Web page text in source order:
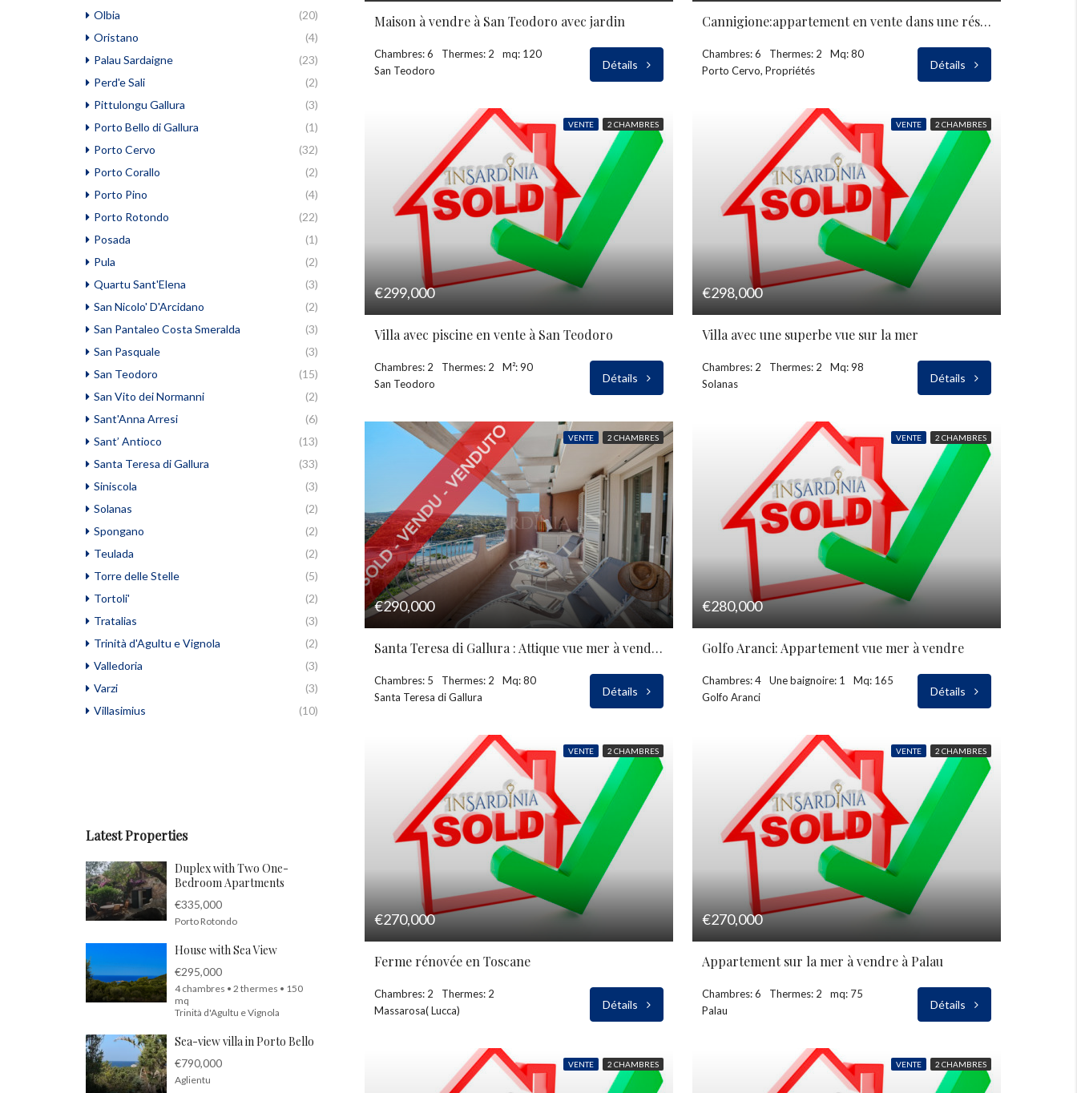
Maison à vendre à San Teodoro avec jardin
Chambres: 6 Thermes: 2
mq: 120
San Teodoro
Détails
Cannigione:appartement en vente dans une résidence
Chambres: 6 Thermes: 2
Mq: 80
Porto Cervo, Propriétés
Détails
VENTE 2 CHAMBRES
€299,000
Villa avec piscine en vente à San Teodoro
Chambres: 2 Thermes: 2
M²: 90
San Teodoro
Détails
VENTE 2 CHAMBRES
€298,000
Villa avec une superbe vue sur la mer
Chambres: 2 Thermes: 2
Mq: 98
Solanas
Détails
VENTE 2 CHAMBRES
€290,000
Santa Teresa di Gallura : Attique vue mer à vendre
Chambres: 5 Thermes: 2
Mq: 80
Santa Teresa di Gallura
Détails
VENTE 2 CHAMBRES
€280,000
Golfo Aranci: Appartement vue mer à vendre
Chambres: 4 Une baignoire: 1
Mq: 165
Golfo Aranci
Détails
VENTE 2 CHAMBRES
€270,000
Ferme rénovée en Toscane
Chambres: 2
Thermes: 2
Massarosa( Lucca)
Détails
VENTE 2 CHAMBRES
€270,000
Appartement sur la mer à vendre à Palau
Chambres: 6 Thermes: 2
mq: 75
Palau
Détails
VENTE 2 CHAMBRES VENTE 2 CHAMBRES
Olbia
(20)
Oristano
(4)
Palau Sardaigne
(23)
Perd'e Sali
(2)
Pittulongu Gallura
(3)
Porto Bello di Gallura
(1)
Porto Cervo
(32)
Porto Corallo
(2)
Porto Pino
(4)
Porto Rotondo
(22)
Posada
(1)
Pula
(2)
Quartu Sant'Elena
(3)
San Nicolo' D'Arcidano
(2)
San Pantaleo Costa Smeralda
(3)
San Pasquale
(3)
San Teodoro
(15)
San Vito dei Normanni
(2)
Sant'Anna Arresi
(6)
Sant’ Antioco
(13)
Santa Teresa di Gallura
(33)
Siniscola
(3)
Solanas
(2)
Spongano
(2)
Teulada
(2)
Torre delle Stelle
(5)
Tortoli'
(2)
Tratalias
(3)
Trinità d'Agultu e Vignola
(2)
Valledoria
(3)
Varzi
(3)
Villasimius
(10)
Latest Properties
Duplex with Two One-
Bedroom Apartments
€335,000
Porto Rotondo
House with Sea View
€295,000
4 chambres • 2 thermes • 150
mq
Trinità d'Agultu e Vignola
Sea-view villa in Porto Bello
€790,000
Aglientu